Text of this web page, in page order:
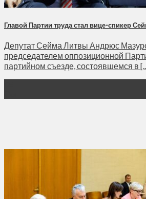
Главой Партии труда стал вице-спикер
Депутат Сейма Литвы Андрюс
председателем оппозиционной
партийном съезде, состоявшемся в